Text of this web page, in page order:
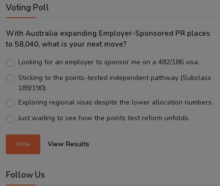
Voting Poll
With Australia expanding Employer-Sponsored PR places
to 58,040, what is your next move?
Looking for an employer to sponsor me on a 482/186 visa.
Sticking to the points-tested independent pathway (Subclass
189/190).
Exploring regional visas despite the lower allocation numbers.
Just waiting to see how the points test reform unfolds.
Vote View Results
Follow Us